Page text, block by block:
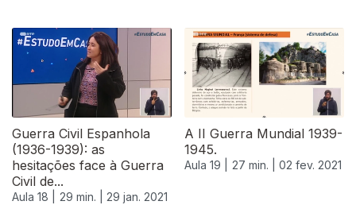
Guerra Civil Espanhola
(1936-1939): as
hesitações face à Guerra
Civil de...
Aula 18 | 29 min. | 29 jan. 2021
A II Guerra Mundial 1939-
1945.
Aula 19 | 27 min. | 02 fev. 2021